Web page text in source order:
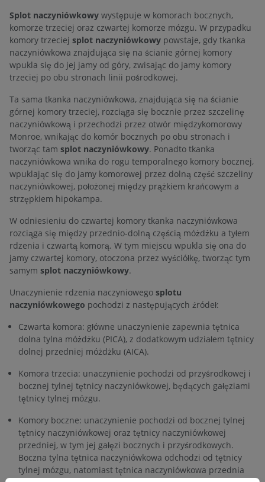
Splot naczyniówkowy występuje w komorach bocznych,
komorze trzeciej oraz czwartej komorze mózgu. W przypadku
komory trzeciej splot naczyniówkowy powstaje, gdy tkanka
naczyniówkowa znajdująca się na ścianie górnej komory
wpukla się do jej jamy od góry, zwisając do jamy komory
trzeciej po obu stronach linii pośrodkowej.
Ta sama tkanka naczyniówkowa, znajdująca się na ścianie
górnej komory trzeciej, rozciąga się bocznie przez szczelinę
naczyniówkową i przechodzi przez otwór międzykomorowy
Monroe, wnikając do komór bocznych po obu stronach i
tworząc tam splot naczyniówkowy. Ponadto tkanka
naczyniówkowa wnika do rogu temporalnego komory bocznej,
wpuklając się do jamy komorowej przez dolną część szczeliny
naczyniówkowej, położonej między prążkiem krańcowym a
strzępkiem hipokampa.
W odniesieniu do czwartej komory tkanka naczyniówkowa
rozciąga się między przednio-dolną częścią móżdżku a tyłem
rdzenia i czwartą komorą. W tym miejscu wpukla się ona do
jamy czwartej komory, otoczona przez wyściółkę, tworząc tym
samym splot naczyniówkowy.
Unaczynienie rdzenia naczyniowego splotu
naczyniówkowego pochodzi z następujących źródeł:
Czwarta komora: główne unaczynienie zapewnia tętnica
dolna tylna móżdżku (PICA), z dodatkowym udziałem tętnicy
dolnej przedniej móżdżku (AICA).
Komora trzecia: unaczynienie pochodzi od przyśrodkowej i
bocznej tylnej tętnicy naczyniówkowej, będących gałęziami
tętnicy tylnej mózgu.
Komory boczne: unaczynienie pochodzi od bocznej tylnej
tętnicy naczyniówkowej oraz tętnicy naczyniówkowej
przedniej, w tym jej gałęzi bocznych i przyśrodkowych.
Boczna tylna tętnica naczyniówkowa odchodzi od tętnicy
tylnej mózgu, natomiast tętnica naczyniówkowa przednia